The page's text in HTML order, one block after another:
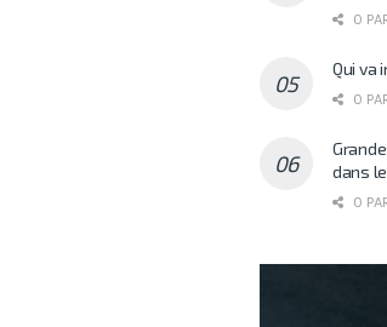
0
Qui va
0
dans
0